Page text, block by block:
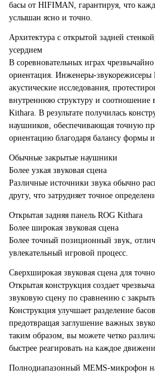
басы от HIFIMAN, гарантируя, что
услышан ясно и точно.
Архитектура с открытой задней
усердием
В соревновательных играх
ориентация. Инженеры-звукорежисеры
акустические исследования,
внутреннюю структуру и соотношение
Kithara. В результате получилась
наушников, обеспечивающая точную
ориентацию благодаря балансу формы
Обычные закрытые наушники
Более узкая звуковая сцена
Различные источники звука обычно
другу, что затрудняет точное
Открытая задняя панель ROG Kithara
Более широкая звуковая сцена
Более точный позиционный звук,
увлекательный игровой процесс.
Сверхширокая звуковая сцена для
Открытая конструкция создает
звуковую сцену по сравнению с
Конструкция улучшает разделение
предотвращая заглушение важных
таким образом, вы можете четко
быстрее реагировать на каждое
Полнодиапазонный MEMS-микрофон